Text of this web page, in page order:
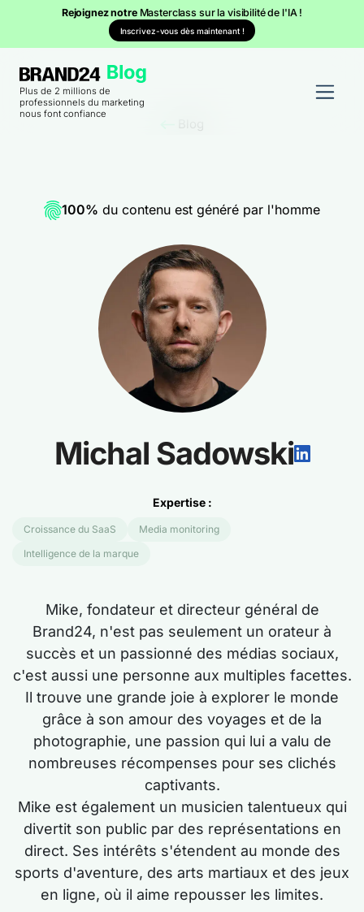
Rejoignez notre Masterclass sur la visibilité de l'IA !
Inscrivez-vous dès maintenant !
Plus de 2 millions de
professionnels du marketing
nous font confiance
100% du contenu est généré par l'homme
Michal Sadowski
Expertise :
Croissance du SaaS
Media monitoring
Intelligence de la marque
Mike, fondateur et directeur général de
Brand24, n'est pas seulement un orateur à
succès et un passionné des médias sociaux,
c'est aussi une personne aux multiples facettes.
Il trouve une grande joie à explorer le monde
grâce à son amour des voyages et de la
photographie, une passion qui lui a valu de
nombreuses récompenses pour ses clichés
captivants.
Mike est également un musicien talentueux qui
divertit son public par des représentations en
direct. Ses intérêts s'étendent au monde des
sports d'aventure, des arts martiaux et des jeux
en ligne, où il aime repousser les limites.